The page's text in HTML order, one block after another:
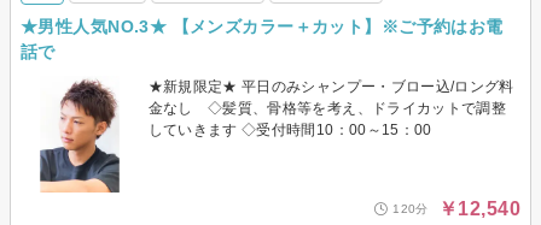
★男性人気NO.3★ 【メンズカラー＋カット】※ご予約はお電
話で
★新規限定★ 平日のみシャンプー・ブロー込/ロング料
金なし ◇髪質、骨格等を考え、ドライカットで調整
していきます ◇受付時間10：00～15：00
120分 ￥12,540